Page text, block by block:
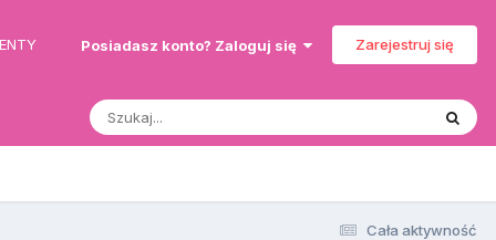
Posiadasz konto? Zaloguj się Zarejestruj się
Cała aktywność